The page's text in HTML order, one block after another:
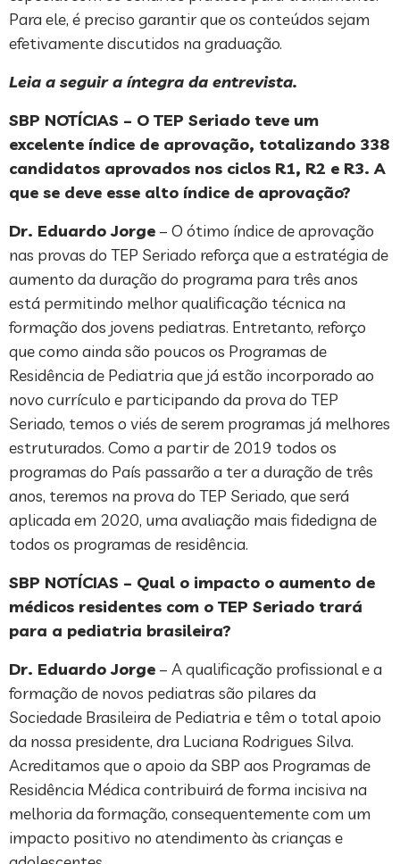
Para ele, é preciso garantir que os conteúdos sejam
efetivamente discutidos na graduação.
Leia a seguir a íntegra da entrevista.
SBP NOTÍCIAS – O TEP Seriado teve um
excelente índice de aprovação, totalizando 338
candidatos aprovados nos ciclos R1, R2 e R3. A
que se deve esse alto índice de aprovação?
Dr. Eduardo Jorge – O ótimo índice de aprovação
nas provas do TEP Seriado reforça que a estratégia de
aumento da duração do programa para três anos
está permitindo melhor qualificação técnica na
formação dos jovens pediatras. Entretanto, reforço
que como ainda são poucos os Programas de
Residência de Pediatria que já estão incorporado ao
novo currículo e participando da prova do TEP
Seriado, temos o viés de serem programas já melhores
estruturados. Como a partir de 2019 todos os
programas do País passarão a ter a duração de três
anos, teremos na prova do TEP Seriado, que será
aplicada em 2020, uma avaliação mais fidedigna de
todos os programas de residência.
SBP NOTÍCIAS – Qual o impacto o aumento de
médicos residentes com o TEP Seriado trará
para a pediatria brasileira?
Dr. Eduardo Jorge – A qualificação profissional e a
formação de novos pediatras são pilares da
Sociedade Brasileira de Pediatria e têm o total apoio
da nossa presidente, dra Luciana Rodrigues Silva.
Acreditamos que o apoio da SBP aos Programas de
Residência Médica contribuirá de forma incisiva na
melhoria da formação, consequentemente com um
impacto positivo no atendimento às crianças e